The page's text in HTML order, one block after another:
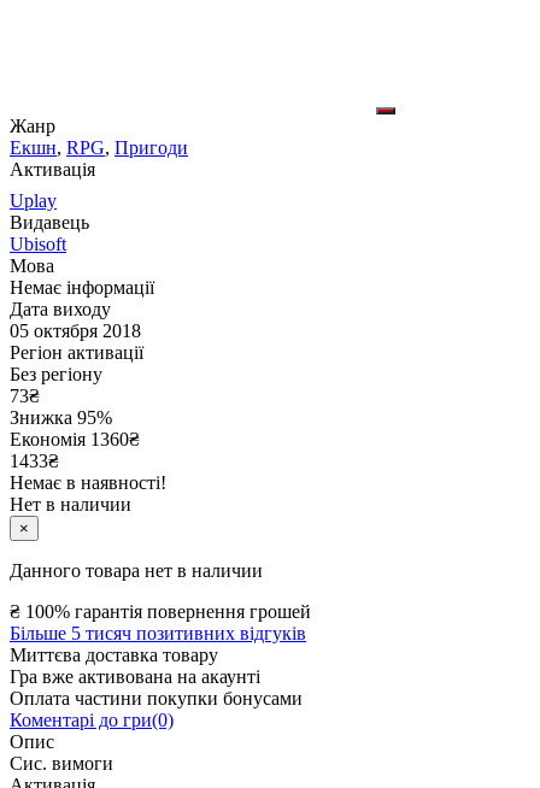
Жанр
Екшн, RPG, Пригоди
Активація
Uplay
Видавець
Ubisoft
Мова
Немає інформації
Дата виходу
05 октября 2018
Регіон активації
Без регіону
73₴
Знижка 95%
Економія 1360₴
1433₴
Немає в наявності!
Нет в наличии
×
Данного товара нет в наличии
₴ 100% гарантія повернення грошей
Більше 5 тисяч позитивних відгуків
Миттєва доставка товару
Гра вже активована на акаунті
Оплата частини покупки бонусами
Коментарі до гри(0)
Опис
Сис. вимоги